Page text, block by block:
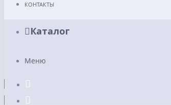
КОНТАКТЫ
Каталог
Меню